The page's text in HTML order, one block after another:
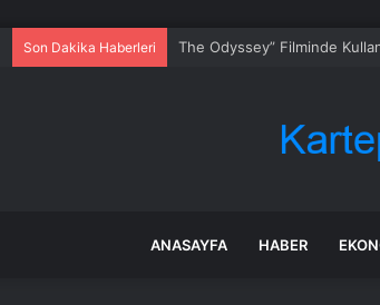
Son Dakika Haberleri The Odyssey” Filminde
ANASAYFA HABER